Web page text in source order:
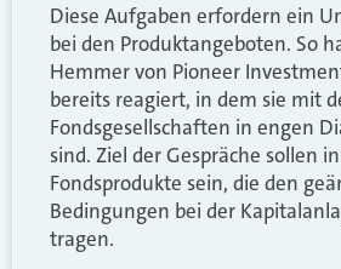
Diese Aufgaben erfordern ein
bei den Produktangeboten. So
Hemmer von Pioneer
bereits reagiert, in dem sie mit
Fondsgesellschaften in engen
sind. Ziel der Gespräche sollen
Fondsprodukte sein, die den
Bedingungen bei der
tragen.